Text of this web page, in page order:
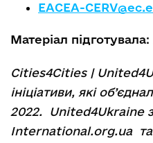
EACEA-
Матеріал підготувала:
Cities4Cities |
ініціативи, які
2022. United4Ukraine
International.org.ua та